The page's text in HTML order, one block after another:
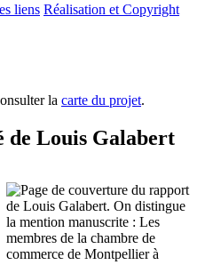
liens Réalisation et Copyright
la carte du projet.
de Louis Galabert